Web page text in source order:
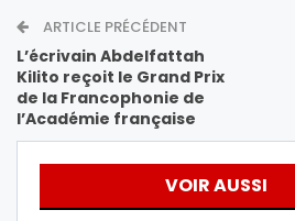
ARTICLE PRÉCÉDENT
L’écrivain Abdelfattah
Kilito reçoit le Grand Prix
de la Francophonie de
l’Académie française
VOIR AUSSI